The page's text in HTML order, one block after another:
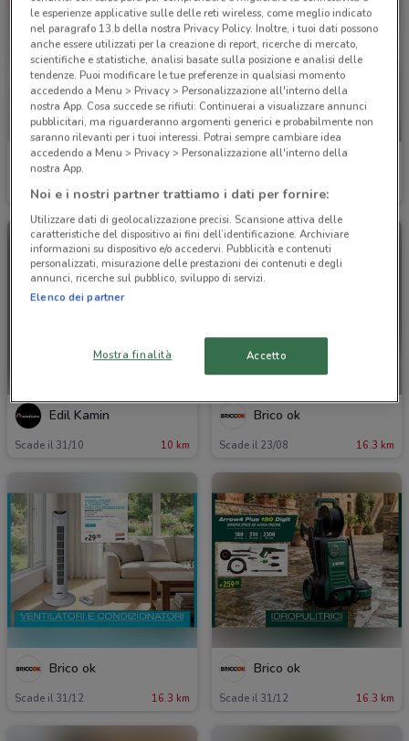
Echo
Scade il 31/12 7.2 km
NUOVO
Ottimax
Scade il 23/08
Edil Kamin
Scade il 31/10 10 km
Brico ok
Scade il 23/08 16.3 km
Brico ok
Scade il 31/12 16.3 km
Brico ok
Scade il 31/12 16.3 km
le esperienze applicative sulle delle reti wireless, come meglio indicato
nel paragrafo 13.b della nostra Privacy Policy. Inoltre, i tuoi dati possono
anche essere utilizzati per la creazione di report, ricerche di mercato,
scientifiche e statistiche, analisi basate sulla posizione e analisi delle
tendenze. Puoi modificare le tue preferenze in qualsiasi momento
accedendo a Menu > Privacy > Personalizzazione all'interno della
nostra App. Cosa succede se rifiuti: Continuerai a visualizzare annunci
pubblicitari, ma riguarderanno argomenti generici e probabilmente non
saranno rilevanti per i tuoi interessi. Potrai sempre cambiare idea
accedendo a Menu > Privacy > Personalizzazione all'interno della
nostra App.
Noi e i nostri partner trattiamo i dati per fornire:
Utilizzare dati di geolocalizzazione precisi. Scansione attiva delle
caratteristiche del dispositivo ai fini dell’identificazione. Archiviare
informazioni su dispositivo e/o accedervi. Pubblicità e contenuti
personalizzati, misurazione delle prestazioni dei contenuti e degli
annunci, ricerche sul pubblico, sviluppo di servizi.
Elenco dei partner
Mostra finalità Accetto